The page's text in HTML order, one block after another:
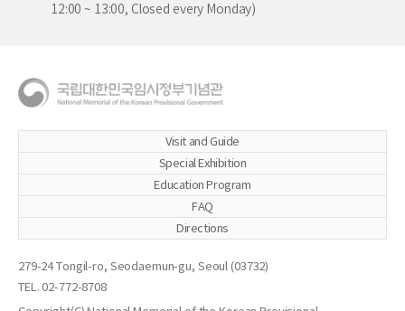
12:00 ~ 13:00, Closed every Monday)
Visit and Guide
Special Exhibition
Education Program
FAQ
Directions
279-24 Tongil-ro, Seodaemun-gu, Seoul (03732)
TEL. 02-772-8708